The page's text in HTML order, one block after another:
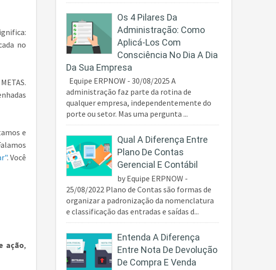
no
e
. Você
ação,
Os 4 Pilares Da
Administração: Como
Aplicá-Los Com
Consciência No Dia A Dia
Da Sua Empresa
Equipe ERPNOW - 30/08/2025 A
administração faz parte da rotina de
qualquer empresa, independentemente do
porte ou setor. Mas uma pergunta ...
Qual A Diferença Entre
Plano De Contas
Gerencial E Contábil
by Equipe ERPNOW -
25/08/2022 Plano de Contas são formas de
organizar a padronização da nomenclatura
e classificação das entradas e saídas d...
Entenda A Diferença
Entre Nota De Devolução
De Compra E Venda